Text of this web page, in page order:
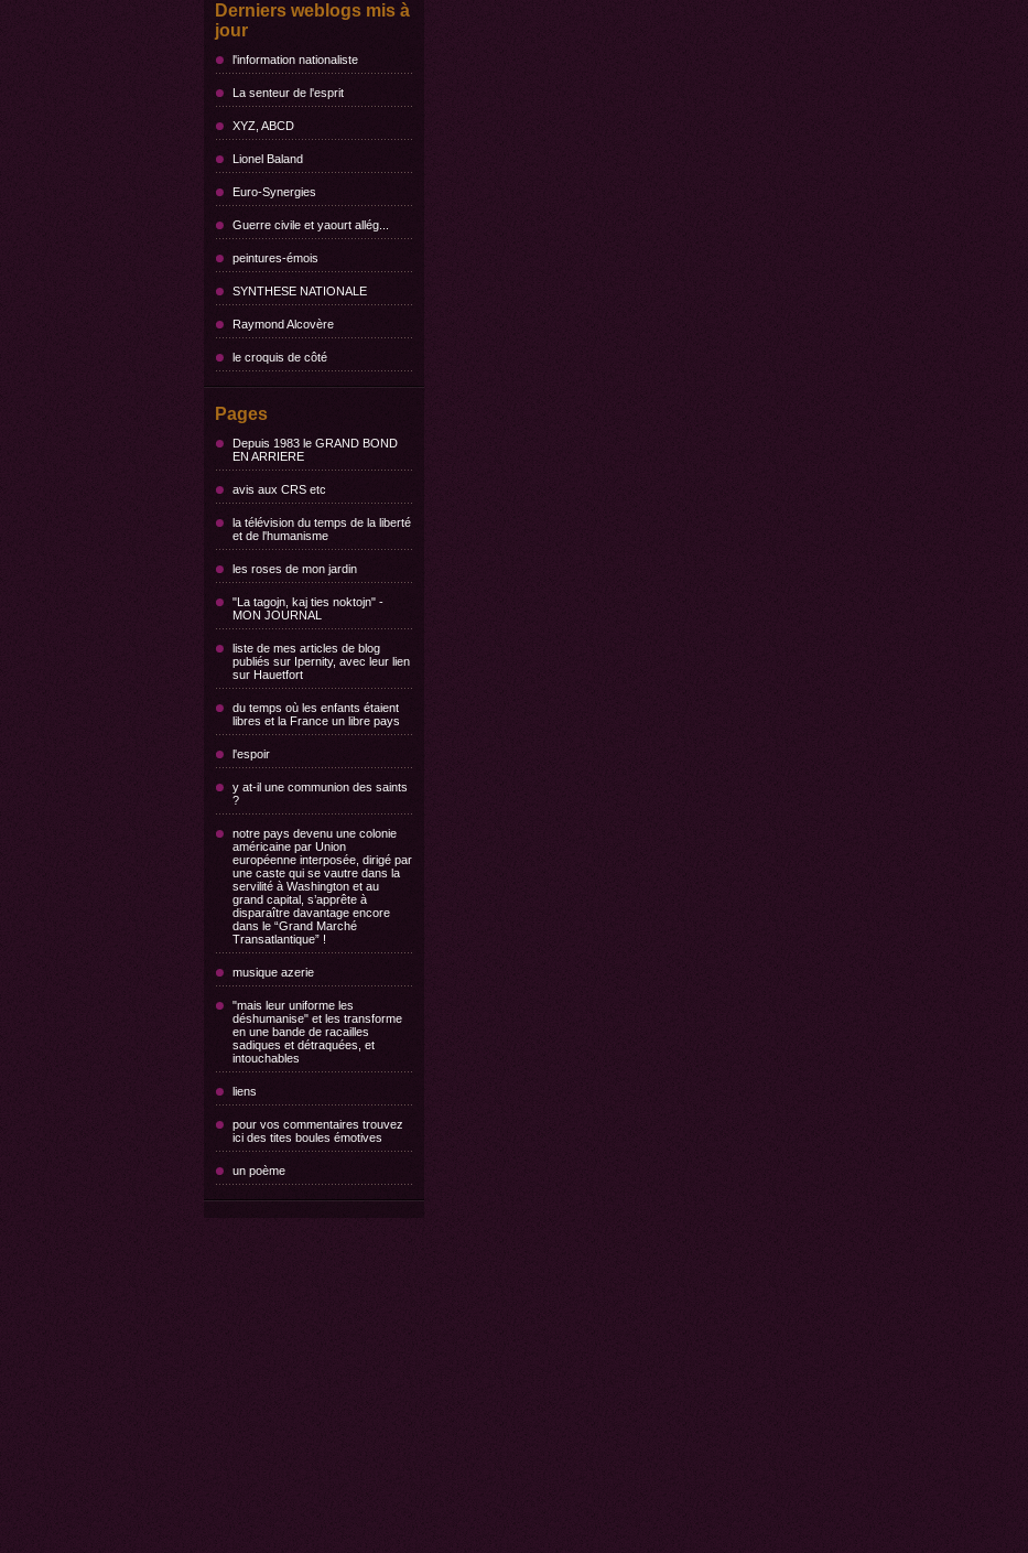
Derniers weblogs mis à
jour
l'information nationaliste
La senteur de l'esprit
XYZ, ABCD
Lionel Baland
Euro-Synergies
Guerre civile et yaourt allég...
peintures-émois
SYNTHESE NATIONALE
Raymond Alcovère
le croquis de côté
Pages
Depuis 1983 le GRAND BOND
EN ARRIERE
avis aux CRS etc
la télévision du temps de la liberté
et de l'humanisme
les roses de mon jardin
"La tagojn, kaj ties noktojn" -
MON JOURNAL
liste de mes articles de blog
publiés sur Ipernity, avec leur lien
sur Hauetfort
du temps où les enfants étaient
libres et la France un libre pays
l'espoir
y at-il une communion des saints
?
notre pays devenu une colonie
américaine par Union
européenne interposée, dirigé par
une caste qui se vautre dans la
servilité à Washington et au
grand capital, s’apprête à
disparaître davantage encore
dans le “Grand Marché
Transatlantique” !
musique azerie
"mais leur uniforme les
déshumanise" et les transforme
en une bande de racailles
sadiques et détraquées, et
intouchables
liens
pour vos commentaires trouvez
ici des tites boules émotives
un poème